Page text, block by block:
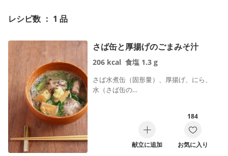
レシピ数 ： 1 品
さば缶と厚揚げのごまみそ汁
206 kcal 食塩 1.3 g
さば水煮缶（固形量）、厚揚げ、にら、
水（さば缶の…
献立に追加
184
お気に入り